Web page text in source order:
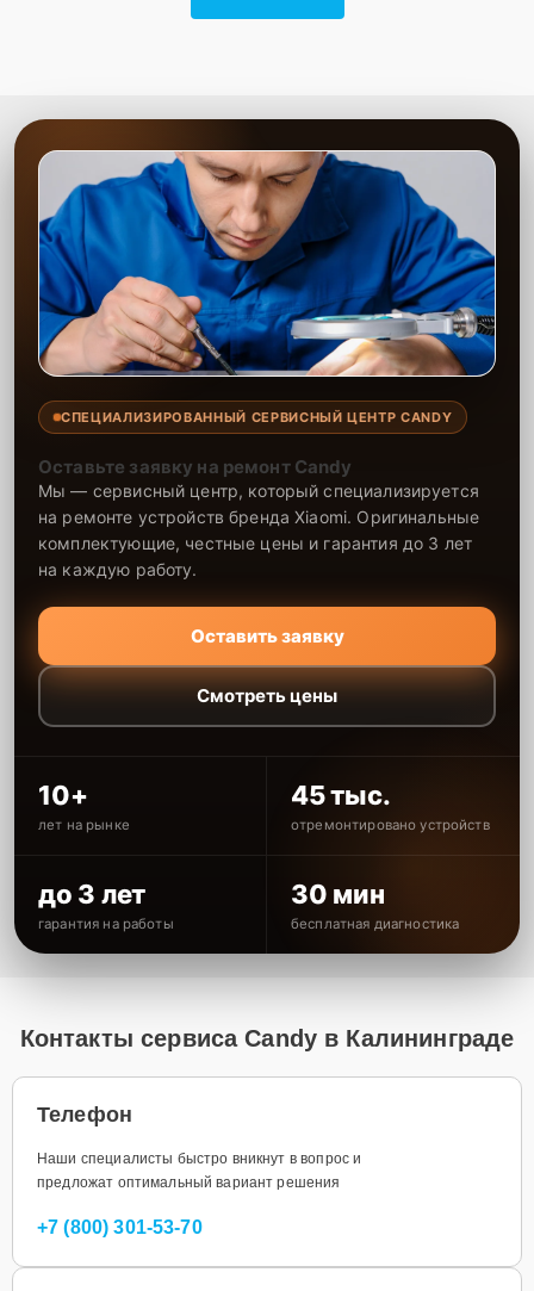
СПЕЦИАЛИЗИРОВАННЫЙ СЕРВИСНЫЙ ЦЕНТР CANDY
Оставьте заявку на ремонт Candy
Мы — сервисный центр, который специализируется
на ремонте устройств бренда Xiaomi. Оригинальные
комплектующие, честные цены и гарантия до 3 лет
на каждую работу.
Оставить заявку
Смотреть цены
10+
лет на рынке
45 тыс.
отремонтировано устройств
до 3 лет
гарантия на работы
30 мин
бесплатная диагностика
Контакты сервиса Candy в Калининграде
Телефон
Наши специалисты быстро вникнут в вопрос и
предложат оптимальный вариант решения
+7 (800) 301-53-70